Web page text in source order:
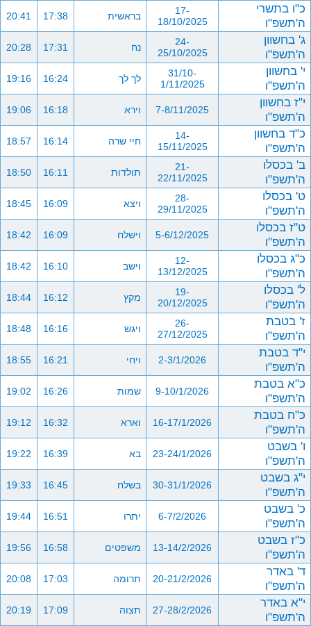
כ"ו בתשרי
ה'תשפ"ו
17-
18/10/2025
בראשית 17:38
20:41
ג' בחשוון
ה'תשפ"ו
24-
25/10/2025
נח 17:31
20:28
י' בחשוון
ה'תשפ"ו
31/10-
1/11/2025
לך לך 16:24
19:16
י"ז בחשוון
ה'תשפ"ו
7-8/11/2025 וירא 16:18
19:06
כ"ד בחשוון
ה'תשפ"ו
14-
15/11/2025
חיי שרה 16:14
18:57
ב' בכסלו
ה'תשפ"ו
21-
22/11/2025
תולדות 16:11
18:50
ט' בכסלו
ה'תשפ"ו
28-
29/11/2025
ויצא 16:09
18:45
ט"ז בכסלו
ה'תשפ"ו
5-6/12/2025 וישלח 16:09
18:42
כ"ג בכסלו
ה'תשפ"ו
12-
13/12/2025
וישב 16:10
18:42
ל' בכסלו
ה'תשפ"ו
19-
20/12/2025
מקץ 16:12
18:44
ז' בטבת
ה'תשפ"ו
26-
27/12/2025
ויגש 16:16
18:48
י"ד בטבת
ה'תשפ"ו
2-3/1/2026 ויחי 16:21
18:55
כ"א בטבת
ה'תשפ"ו
9-10/1/2026 שמות 16:26
19:02
כ"ח בטבת
ה'תשפ"ו
16-17/1/2026 וארא 16:32
19:12
ו' בשבט
ה'תשפ"ו
23-24/1/2026 בא 16:39
19:22
י"ג בשבט
ה'תשפ"ו
30-31/1/2026 בשלח 16:45
19:33
כ' בשבט
ה'תשפ"ו
6-7/2/2026 יתרו 16:51
19:44
כ"ז בשבט
ה'תשפ"ו
13-14/2/2026 משפטים 16:58
19:56
ד' באדר
ה'תשפ"ו
20-21/2/2026 תרומה 17:03
20:08
י"א באדר
ה'תשפ"ו
27-28/2/2026 תצוה 17:09
20:19